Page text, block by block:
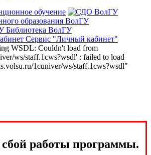
обучение
образования ВолГУ
Библиотека ВолГУ
Сервис "Личный кабинет"
WSDL: Couldn't load from
ws/staff.1cws?wsdl' : failed to load
1cuniver/ws/staff.1cws?wsdl"
работы программы.